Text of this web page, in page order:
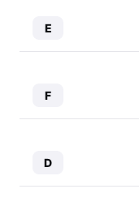
E
F
D